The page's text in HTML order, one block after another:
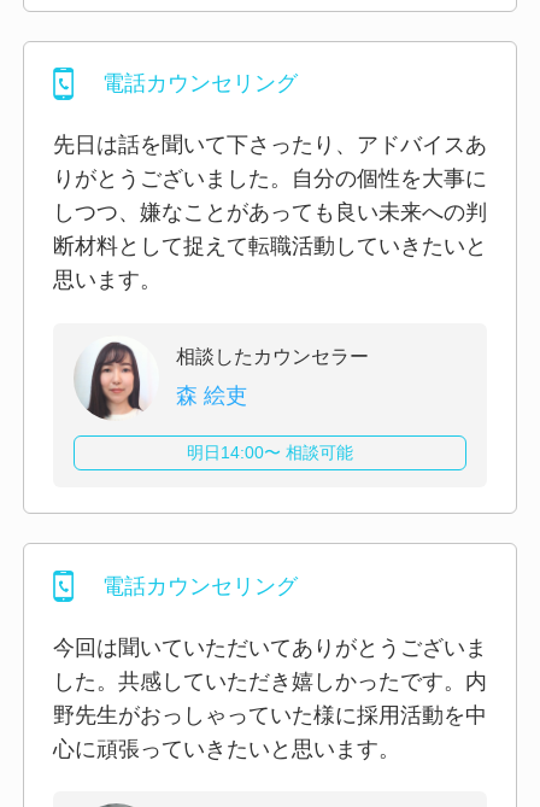
電話カウンセリング
先日は話を聞いて下さったり、アドバイスあ
りがとうございました。自分の個性を大事に
しつつ、嫌なことがあっても良い未来への判
断材料として捉えて転職活動していきたいと
思います。
相談したカウンセラー
森 絵吏
明日14:00〜 相談可能
電話カウンセリング
今回は聞いていただいてありがとうございま
した。共感していただき嬉しかったです。内
野先生がおっしゃっていた様に採用活動を中
心に頑張っていきたいと思います。